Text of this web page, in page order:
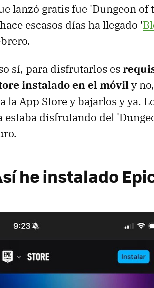
lanzó gratis fue 'Dungeon of
escasos días ha llegado '
sí, para disfrutarlos es
instalado en el móvily
la App Store y bajarlos y ya.
estaba disfrutando del
he instalado